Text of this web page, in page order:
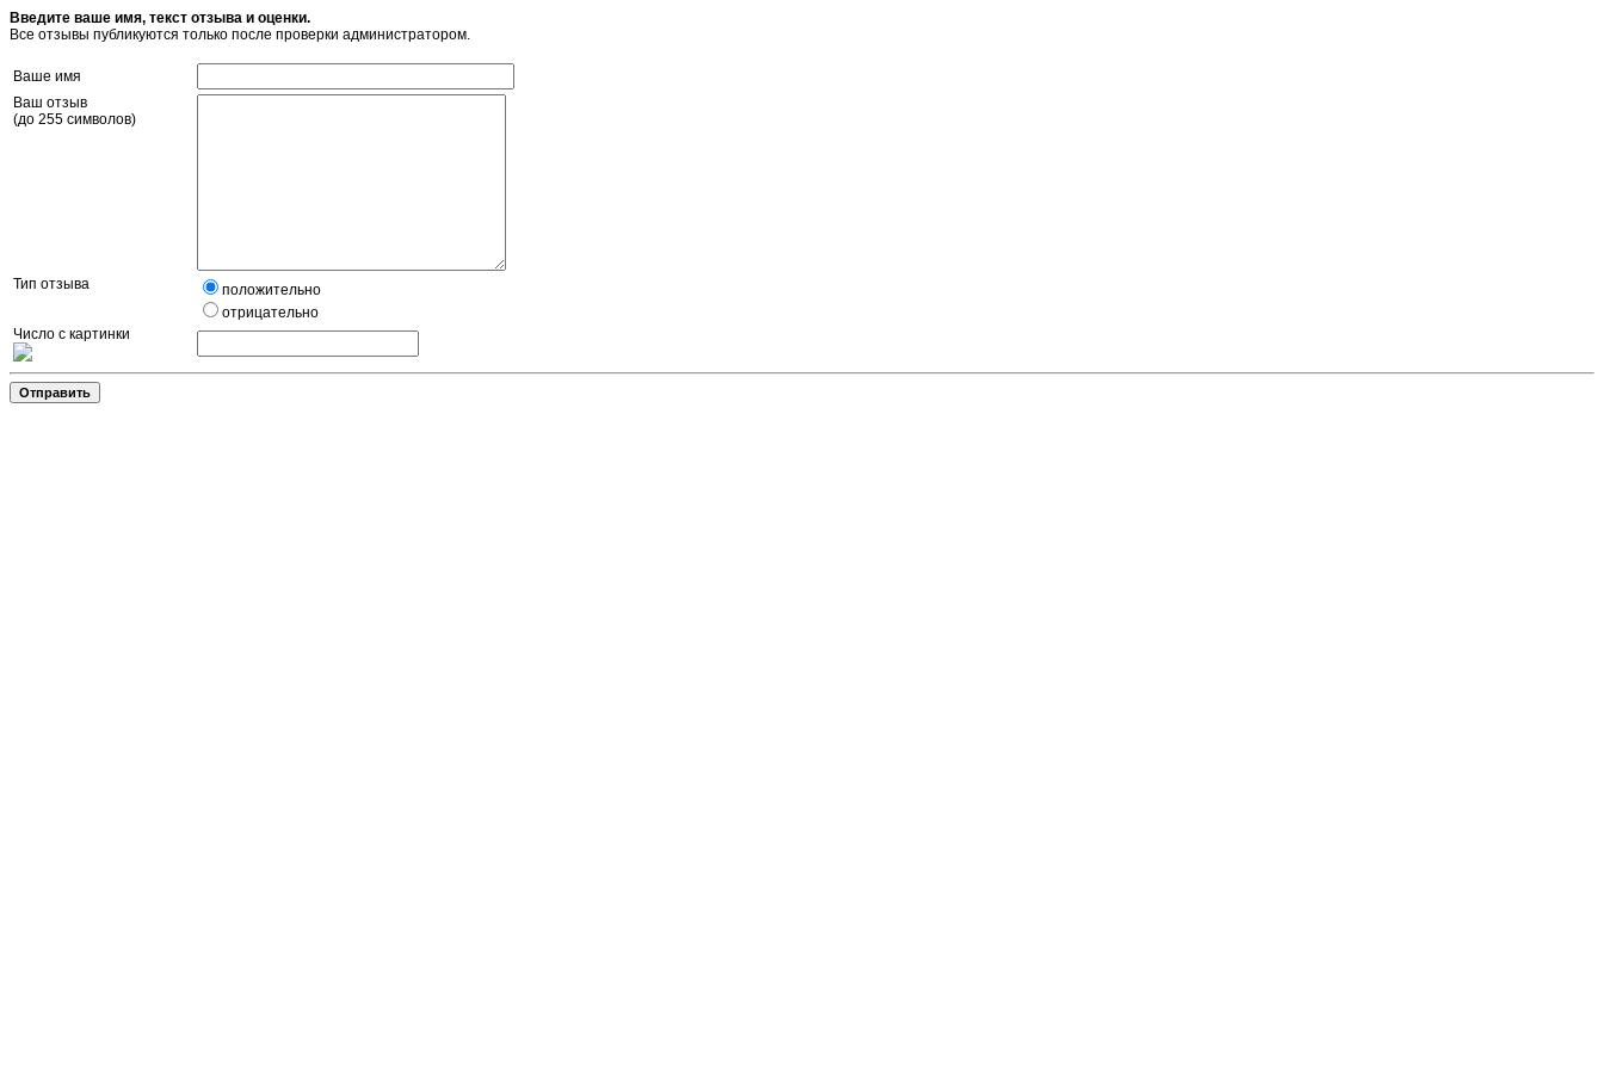
Введите ваше имя, текст отзыва и оценки.
Все отзывы публикуются только после проверки администратором.
Ваше имя
Ваш отзыв
(до 255 символов)
Тип отзыва
положительно
отрицательно
Число с картинки